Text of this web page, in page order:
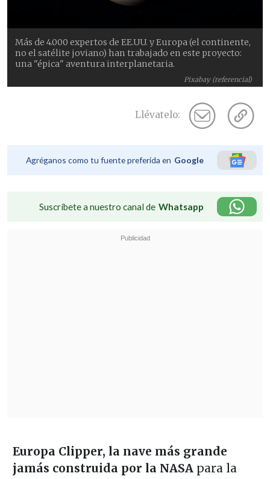
Pixabay (referencial)
Más de 4.000 expertos de EE.UU. y Europa (el continente,
no el satélite joviano) han trabajado en este proyecto:
una "épica" aventura interplanetaria.
Llévatelo:
Agréganos como tu fuente preferida en Google
Suscríbete a nuestro canal de Whatsapp
Europa Clipper, la nave más grande
jamás construida por la NASApara la